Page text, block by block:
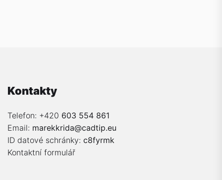
Kontakty
Telefon: +420 603 554 861
Email: marekkrida@cadtip.eu
ID datové schránky: c8fyrmk
Kontaktní formulář